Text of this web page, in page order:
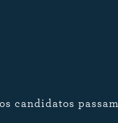
candidatos